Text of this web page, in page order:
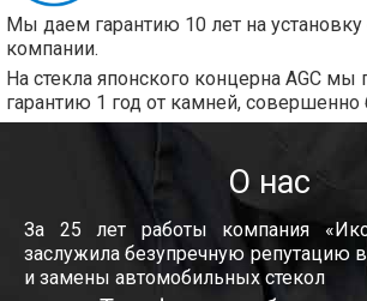
Мы даем гарантию 10 лет на
компании.
На стекла японского концерна AGC мы
гарантию 1 год от камней, совершенно
О нас
За 25 лет работы компания
заслужила безупречную репутацию
и замены автомобильных стекол